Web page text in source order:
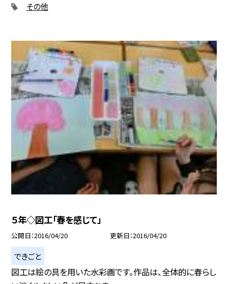
その他
５年◇図工「春を感じて」
公開日 2016/04/20 更新日 2016/04/20
できごと
図工は絵の具を用いた水彩画です。作品は、全体的に春らし